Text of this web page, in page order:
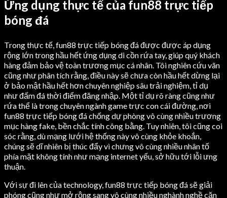
Ứng dụng thực tế của fun88 trực tiếp
bóng đá
Trong thực tế, fun88 trực tiếp bóng đá được được áp dụng
rộng lớn trong hầu hết ứng dụng di cồn rứa tay, giúp quý khách
hàng đảm bảo vệ toàn trương mục cá nhân. Tôi nghiên cứu vãn
cũng như phân tích rằng, điều này sẽ chưa còn hầu hết dừng lại
ở bảo mật hầu hết hơn chuyên nghiệp sâu trải nghiệm, tỉ dụ
như đấm đá thời điểm đăng nhập. Một tỉ dụ rõ ràng cũng như
rứa thể là trong chuyên ngành game trực con cái đường, nơi
fun88 trực tiếp bóng đá chống dự phòng vô cùng nhiều trương
mục hàng fake, bền chắc tính công bằng. Tuy nhiên, tôi cũng coi
sóc rằng, dù mạng lưới hệ thống này vô cùng khỏe khoắn,
chúng sẽ dĩ nhiên bị thúc đẩy vì chưng vô cùng nhiều nhân tố
phía mặt không tính như mạng internet yếu, sở hữu tới lỗi ưng
thuận.
Với sự đi lên của technology, fun88 trực tiếp bóng đá sẽ giải
phóng cũng như mở rộng sang vô cùng nhiều nghành nghề căn